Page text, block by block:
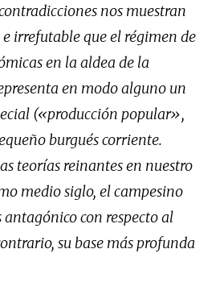
nos muestran
irrefutable que el régimen de
en la aldea de la
en modo alguno un
(«producción popular»,
burgués corriente.
teorías reinantes en nuestro
medio siglo, el campesino
con respecto al
su base más profunda